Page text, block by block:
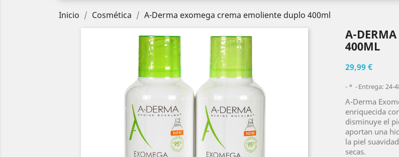
Inicio Cosmética A-Derma exomega crema emoliente duplo 400ml
A-
400ML
29,99 €
* Entrega: 24-
A-Derma
enriquecida
disminuye el
aportan una
la piel
secas.